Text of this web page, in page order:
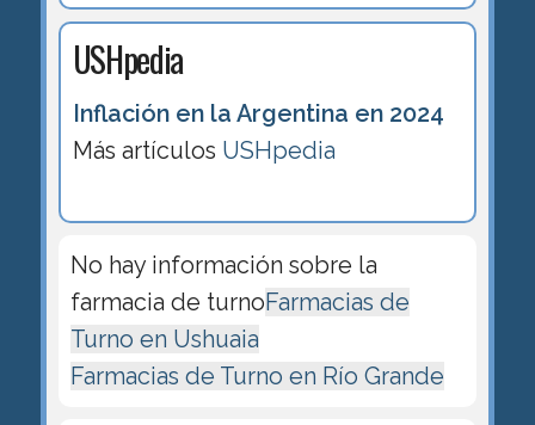
USHpedia
Inflación en la Argentina en 2024
Más artículos USHpedia
No hay información sobre la
farmacia de turnoFarmacias de
Turno en Ushuaia
Farmacias de Turno en Río Grande